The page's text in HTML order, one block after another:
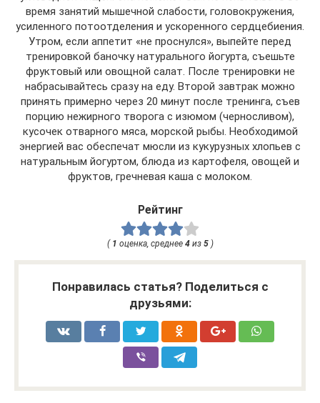
время занятий мышечной слабости, головокружения,
усиленного потоотделения и ускоренного сердцебиения.
Утром, если аппетит «не проснулся», выпейте перед
тренировкой баночку натурального йогурта, съешьте
фруктовый или овощной салат. После тренировки не
набрасывайтесь сразу на еду. Второй завтрак можно
принять примерно через 20 минут после тренинга, съев
порцию нежирного творога с изюмом (черносливом),
кусочек отварного мяса, морской рыбы. Необходимой
энергией вас обеспечат мюсли из кукурузных хлопьев с
натуральным йогуртом, блюда из картофеля, овощей и
фруктов, гречневая каша с молоком.
Рейтинг
( 1 оценка, среднее 4из 5)
Понравилась статья? Поделиться с
друзьями: